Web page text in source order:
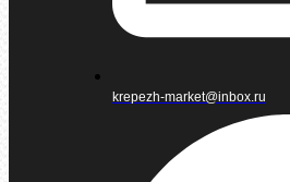
krepezh-market@inbox.ru